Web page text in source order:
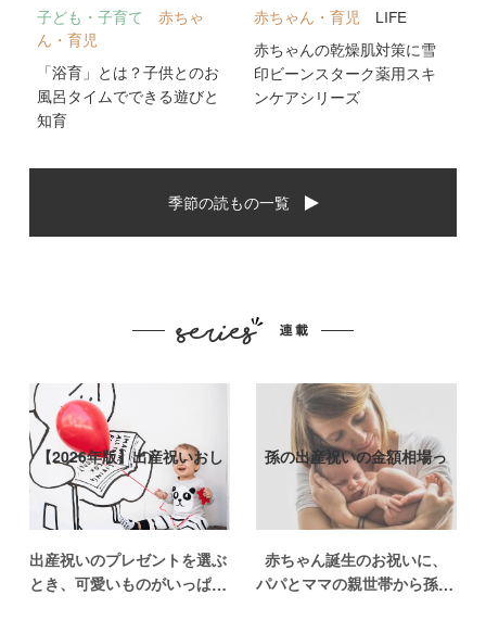
子ども・子育て
赤ちゃ
ん・育児
「浴育」とは？子供とのお
風呂タイムでできる遊びと
知育
赤ちゃん・育児
LIFE
赤ちゃんの乾燥肌対策に雪
印ビーンスターク薬用スキ
ンケアシリーズ
季節の読もの一覧
【2026年版】出産祝いおし
ゃれなプ…
出産祝いのプレゼントを選ぶ
とき、可愛いものがいっぱい
孫の出産祝いの金額相場っ
て？出産祝い…
赤ちゃん誕生のお祝いに、
パパとママの親世帯から孫誕